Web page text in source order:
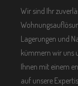
Wir sind Ihr
Lagerungen und
kümmern wir uns
Ihnen mit einem
auf unsere